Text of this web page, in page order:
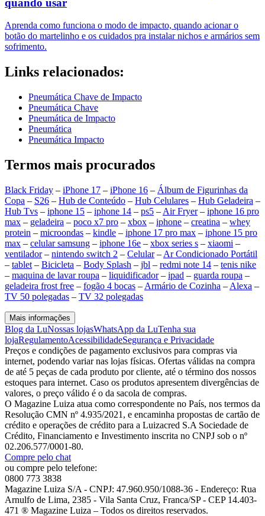
Aprenda como funciona o modo de impacto, quando acionar o
botão do martelinho e os cuidados pra instalar nichos e armários sem
sofrimento.
Links relacionados:
Pneumática Chave de Impacto
Pneumática Chave
Pneumática de Impacto
Pneumática
Pneumática Impacto
Termos mais procurados
Black Friday – iPhone 17 – iPhone 16 – Álbum de Figurinhas da
Copa – S26 – Hub de Conteúdo – Hub Celulares – Hub Geladeira –
Hub Tvs – iphone 15 – iphone 14 – ps5 – Air Fryer– iphone 16 pro
max – geladeira – poco x7 pro – xbox – iphone – creatina – whey
protein – microondas – kindle – iphone 17 pro max – iphone 15 pro
max – celular samsung – iphone 16e – xbox series s – xiaomi –
ventilador– nintendo switch 2 – Celular– Ar Condicionado Portátil
– tablet – Bicicleta – Body Splash – jbl – redmi note 14 – tenis nike
– maquina de lavar roupa – liquidificador– ipad – guarda roupa –
geladeira frost free – fogão 4 bocas – Armário de Cozinha – Alexa –
TV 50 polegadas – TV 32 polegadas
Mais informações
Blog da LuNossas lojasWhatsApp da LuTenha sua
lojaRegulamentoAcessibilidadeSegurança e Privacidade
Preços e condições de pagamento exclusivos para compras via
internet, podendo variar nas lojas físicas. Ofertas válidas na compra
de até 5 peças de cada produto por cliente, até o término dos nossos
estoques para internet. Caso os produtos apresentem divergências de
valores, o preço válido é o da sacola de compras.
O Magazine Luiza atua como correspondente no País, nos termos da
Resolução CMN nº 4.935/2021, e encaminha propostas de cartão de
crédito e operações de crédito para a Luizacred S.A Sociedade de
Crédito, Financiamento e Investimento inscrita no CNPJ sob o nº
02.206.577/0001-80.
Compre pelo chat
ou compre pelo telefone:
0800 773 3838
Magazine Luiza S/A - CNPJ: 47.960.950/1088-36 - Endereço: Rua
Arnulfo de Lima, 2385 - Vila Santa Cruz, Franca/SP - CEP 14.403-
471 ® Magazine Luiza – Todos os direitos reservados.